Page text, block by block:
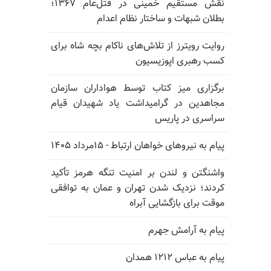
نقش مستقیم خمینی در قتل‌عام ۱۳۶۷؛
بطلان شبهات و ساختار نظام اعدام
روایت رویترز از تلاش‌های ناکام بچه شاه برای
کسب رهبری اپوزیسیون
برگزاری میز کتاب توسط هواداران سازمان
مجاهدین در گرامیداشت یاد شهیدان قیام
سراسری در پاریس
پیام به نیروهای خواهان ارتباط - ۱۵مرداد ۱۴۰۵
واشنگتن و لندن بر امنیت تنگه هرمز تأکید
کردند؛ نزدیک شدن تهران و عمان به توافقی
موقت برای بازگشایی آبراه
پیام به آرامش جهرم
پیام به عباس ۱۲۱۲ همدان